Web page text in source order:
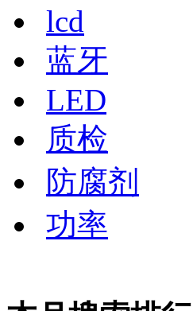
lcd
蓝牙
LED
质检
防腐剂
功率